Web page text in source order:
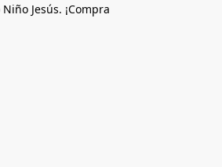
Jesús. ¡Compra